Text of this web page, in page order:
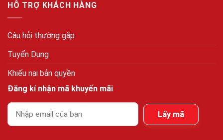
HỖ TRỢ KHÁCH HÀNG
Câu hỏi thường gặp
Tuyển Dụng
Khiếu nại bản quyền
Đăng kí nhận mã khuyến mãi
Lấy mã